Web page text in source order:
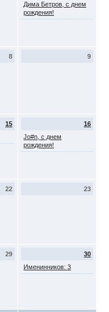
Дима Бетров, с днем
рождения!
8 9
15
16
Jo#n, с днем
рождения!
22 23
29
30
Именинников: 3